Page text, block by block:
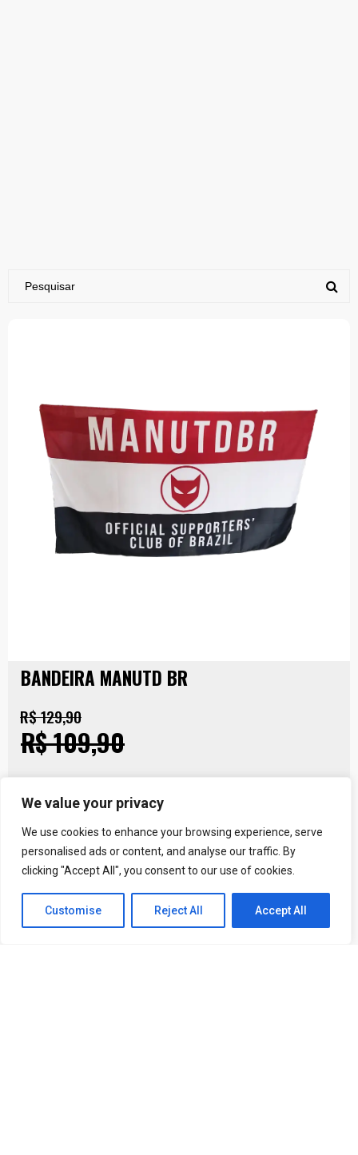
We value your privacy
We use cookies to enhance your browsing experience, serve
personalised ads or content, and analyse our traffic. By
clicking "Accept All", you consent to our use of cookies.
Customise Reject All Accept All
BANDEIRA MANUTD BR
R$ 129,90
R$ 109,90
ESGOTADO